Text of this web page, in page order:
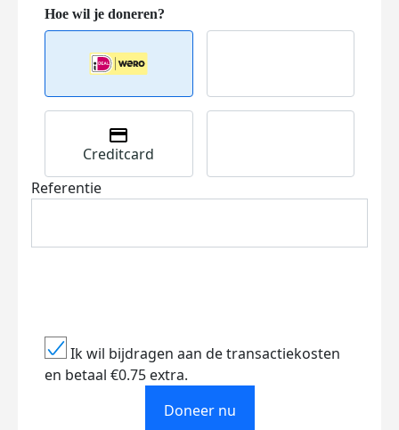
Creditcard
Referentie
Ik wil bijdragen aan de transactiekosten
en betaal €0.75 extra.
Doneer nu